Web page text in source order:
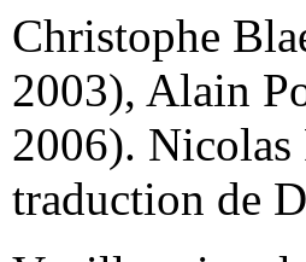
Christophe
2003), Alain
2006). Nicolas
traduction de